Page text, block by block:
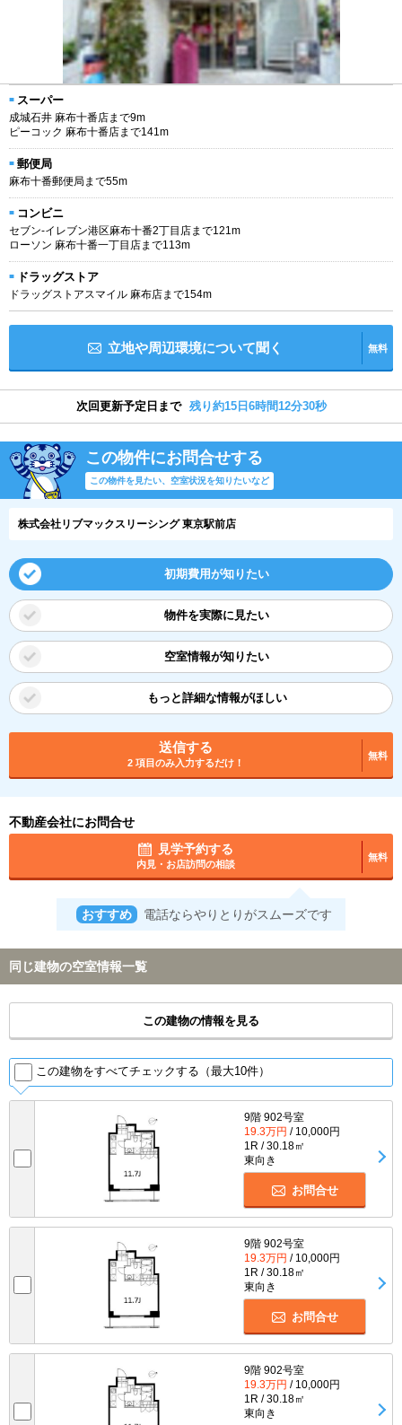
スーパー
成城石井 麻布十番店まで9m
ピーコック 麻布十番店まで141m
郵便局
麻布十番郵便局まで55m
コンビニ
セブン-イレブン港区麻布十番2丁目店まで121m
ローソン 麻布十番一丁目店まで113m
ドラッグストア
ドラッグストアスマイル 麻布店まで154m
立地や周辺環境について聞く 無料
次回更新予定日まで 残り約15日6時間12分29秒
この物件にお問合せする
この物件を見たい、空室状況を知りたいなど
株式会社リブマックスリーシング 東京駅前店
初期費用が知りたい
物件を実際に見たい
空室情報が知りたい
もっと詳細な情報がほしい
送信する
2 項目のみ入力するだけ！
無料
不動産会社にお問合せ
見学予約する
内見・お店訪問の相談
無料
おすすめ 電話ならやりとりがスムーズです
同じ建物の空室情報一覧
この建物の情報を見る
この建物をすべてチェックする（最大10件）
9階 902号室
19.3万円 / 10,000円
1R / 30.18㎡
東向き
お問合せ
9階 902号室
19.3万円 / 10,000円
1R / 30.18㎡
東向き
お問合せ
9階 902号室
19.3万円 / 10,000円
1R / 30.18㎡
東向き